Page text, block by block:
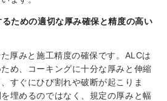
ための適切な厚み確保と精度の高い
厚みと施工精度の確保です。ALCは
め、コーキングに十分な厚みと伸縮
すぐにひび割れや破断が起こりま
埋めるのではなく、規定の厚みと幅